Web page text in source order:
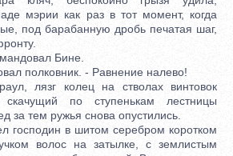
мэрии как раз в тот момент, когда
под барабанную дробь печатая шаг,
Бине.
полковник. - Равнение налево!
лязг колец на стволах винтовок
скачущий по ступенькам лестницы
за тем ружья снова опустились.
в шитом серебром коротком
волос на затылке, с землистым